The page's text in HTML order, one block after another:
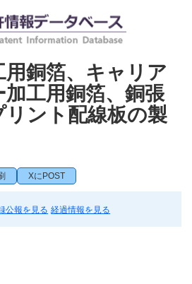
用銅箔、キャリア
工用銅箔、銅張
リント配線板の製
XにPOST
公報を見る 経過情報を見る